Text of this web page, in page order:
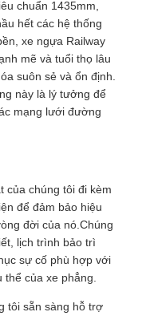
chuẩn 1435mm,
hết các hệ thống
xe ngựa Railway
mẽ và tuổi thọ lâu
suôn sẻ và ổn định.
này là lý tưởng để
mạng lưới đường
của chúng tôi đi kèm
để đảm bảo hiệu
đời của nó.Chúng
lịch trình bảo trì
sự cố phù hợp với
của xe phẳng.
tôi sẵn sàng hỗ trợ